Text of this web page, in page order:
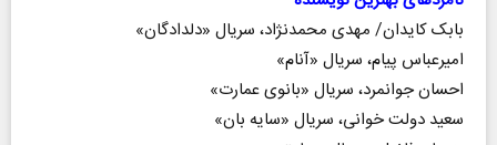
بابک کایدان/ مهدی محمدنژاد، سریال «دلدادگان»
امیرعباس پیام، سریال «آنام»
احسان جوانمرد، سریال «بانوی عمارت»
سعید دولت خوانی، سریال «سایه بان»